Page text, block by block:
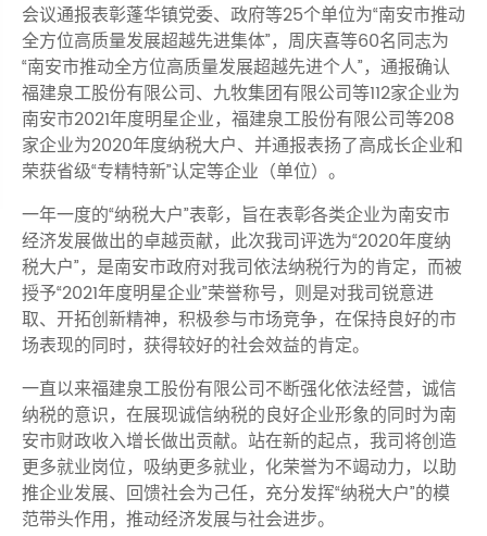
会议通报表彰蓬华镇党委、政府等25个单位为“南安市推动
全方位高质量发展超越先进集体”，周庆喜等60名同志为
“南安市推动全方位高质量发展超越先进个人”，通报确认
福建泉工股份有限公司、九牧集团有限公司等112家企业为
南安市2021年度明星企业，福建泉工股份有限公司等208
家企业为2020年度纳税大户、并通报表扬了高成长企业和
荣获省级“专精特新”认定等企业（单位）。
一年一度的“纳税大户”表彰，旨在表彰各类企业为南安市
经济发展做出的卓越贡献，此次我司评选为“2020年度纳
税大户”，是南安市政府对我司依法纳税行为的肯定，而被
授予“2021年度明星企业”荣誉称号，则是对我司锐意进
取、开拓创新精神，积极参与市场竞争，在保持良好的市
场表现的同时，获得较好的社会效益的肯定。
一直以来福建泉工股份有限公司不断强化依法经营，诚信
纳税的意识，在展现诚信纳税的良好企业形象的同时为南
安市财政收入增长做出贡献。站在新的起点，我司将创造
更多就业岗位，吸纳更多就业，化荣誉为不竭动力，以助
推企业发展、回馈社会为己任，充分发挥“纳税大户”的模
范带头作用，推动经济发展与社会进步。